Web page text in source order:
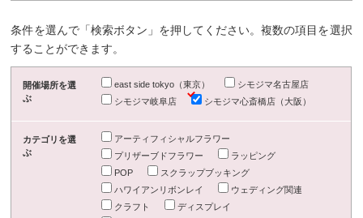
条件を選んで「検索ボタン」を押してください。複数の項目を選択
することができます。
開催場所を選
ぶ
east side tokyo（東京）
シモジマ名古屋店
シモジマ岐阜店
シモジマ心斎橋店（大阪）
カテゴリを選
ぶ
アーティフィシャルフラワー
プリザーブドフラワー
ラッピング
POP
スクラップブッキング
ハワイアンリボンレイ
ウェディング関連
クラフト
ディスプレイ